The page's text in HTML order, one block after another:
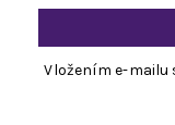
Vložením e-